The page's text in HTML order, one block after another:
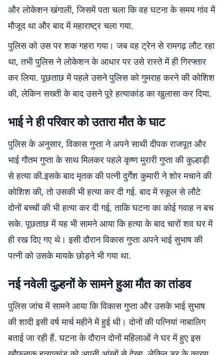
और लोकेशन खंगाली, जिसमें पता चला कि वह घटना के समय गांव में
मौजूद था और बाद में महाराष्ट्र चला गया.
पुलिस को उस पर शक गहरा गया। जब वह ट्रेन से रामगढ़ लौट रहा
था, तभी पुलिस ने लोकेशन के आधार पर उसे रास्ते में ही गिरफ्तार
कर लिया. पूछताछ में पहले उसने पुलिस को गुमराह करने की कोशिश
की, लेकिन सख्ती के बाद उसने पूरे हत्याकांड का खुलासा कर दिया.
भाई ने ही परिवार को उतारा मौत के घाट
पुलिस के अनुसार, विकास गुप्ता ने अपने साथी दीपक राजपूत और
भाई गौतम गुप्ता के साथ मिलकर पहले कृष्ण मुरारी गुप्ता की कुल्हाड़ी
से हत्या की.इसके बाद मृतक की पत्नी दुर्गेश कुमारी ने शोर मचाने की
कोशिश की, तो उसकी भी हत्या कर दी गई. बाद में स्कूल से लौटे
दोनों बच्चों की भी हत्या कर दी गई, ताकि घटना का कोई गवाह न बच
सके. पूछताछ में यह भी सामने आया कि हत्या के बाद चारों शव घर में
ही रख दिए गए थे। इसी दौरान विकास गुप्ता अपने भाई सुभाष की
पत्नी को उसके मायके छोड़ने भी गया था.
नई नवेली दुल्हनों के सामने हुआ मौत का तांडव
पुलिस जांच में सामने आया कि विकास गुप्ता और उसके भाई सुभाष
की शादी इसी वर्ष मार्च महीने में हुई थी। दोनों की पत्नियां नाबालिग
बताई जा रही हैं. घटना के दौरान दोनों महिलाओं ने घर में हुए इस